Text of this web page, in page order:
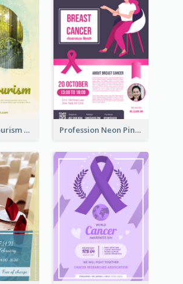
Green Eco Tourism Flyer With Photos Of Forest Profession Neon Pink Flyer Ribbon Design Template